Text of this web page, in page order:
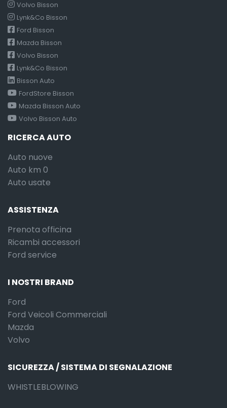
Volvo Bisson
Lynk&Co Bisson
Ford Bisson
Mazda Bisson
Volvo Bisson
Lynk&Co Bisson
Bisson Auto
FordStore Bisson
Mazda Bisson Auto
Volvo Bisson Auto
RICERCA AUTO
Auto nuove
Auto km 0
Auto usate
ASSISTENZA
Prenota officina
Ricambi accessori
Ford service
I NOSTRI BRAND
Ford
Ford Veicoli Commerciali
Mazda
Volvo
SICUREZZA / SISTEMA DI SEGNALAZIONE
WHISTLEBLOWING